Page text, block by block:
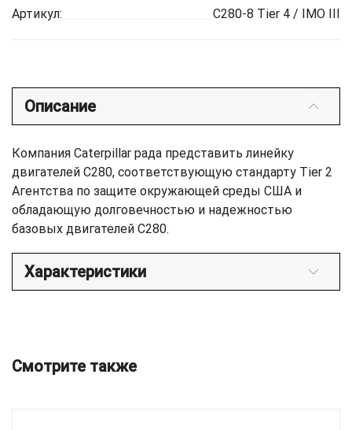
Артикул:
C280-8 Tier 4 / IMO III
Описание
Компания Caterpillar рада представить линейку
двигателей C280, соответствующую стандарту Tier 2
Агентства по защите окружающей среды США и
обладающую долговечностью и надежностью
базовых двигателей C280.
Характеристики
Смотрите также